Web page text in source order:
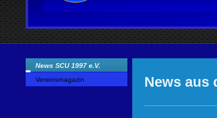
News SCU 1997 e.V.
Vereinsmagazin
News aus